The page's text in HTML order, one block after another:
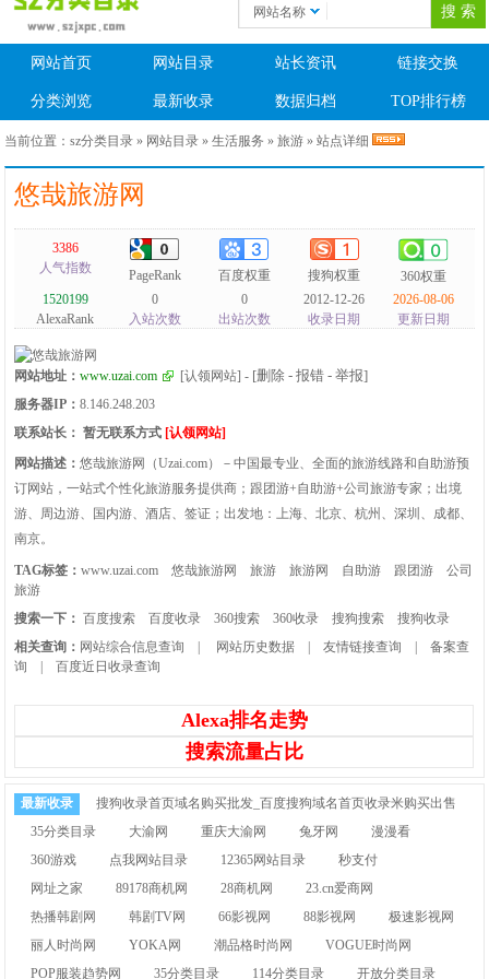
网站名称
网站首页 网站目录 站长资讯 链接交换
分类浏览 最新收录 数据归档 TOP排行榜
当前位置：sz分类目录 » 网站目录 »生活服务 »旅游 » 站点详细
悠哉旅游网
3386
人气指数
PageRank 百度权重 搜狗权重
360权重
1520199
AlexaRank
0
入站次数
0
出站次数
2012-12-26
收录日期
2026-08-06
更新日期
网站地址：www.uzai.com [认领网站] - [删除 - 报错 - 举报]
服务器IP：8.146.248.203
联系站长： 暂无联系方式 [认领网站]
网站描述：悠哉旅游网（Uzai.com）－中国最专业、全面的旅游线路和自助游预
订网站，一站式个性化旅游服务提供商；跟团游+自助游+公司旅游专家；出境
游、周边游、国内游、酒店、签证；出发地：上海、北京、杭州、深圳、成都、
南京。
TAG标签：www.uzai.com 悠哉旅游网 旅游 旅游网 自助游 跟团游
公司
旅游
搜索一下： 百度搜索 百度收录 360搜索 360收录 搜狗搜索
搜狗收录
相关查询： 网站综合信息查询 网站历史数据 |友情链接查询 |备案查
询
|百度近日收录查询
Alexa排名走势
搜索流量占比
最新收录
搜狗收录首页域名购买批发_百度搜狗域名首页收录米购买出售
35分类目录
大渝网 重庆大渝网 兔牙网
漫漫看
360游戏
点我网站目录 12365网站目录
秒支付
网址之家
89178商机网 28商机网
23.cn爱商网
热播韩剧网
韩剧TV网 66影视网 88影视网
极速影视网
丽人时尚网
YOKA网 潮品格时尚网
VOGUE时尚网
POP服装趋势网
35分类目录 114分类目录 开放分类目录